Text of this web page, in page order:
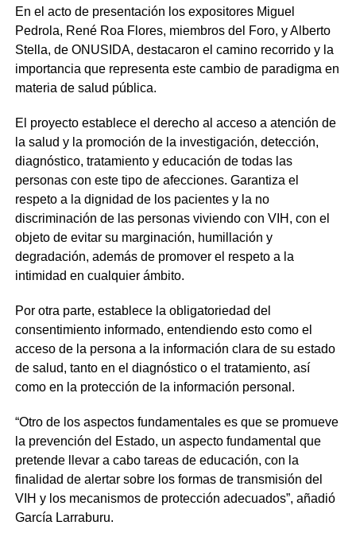
En el acto de presentación los expositores Miguel
Pedrola, René Roa Flores, miembros del Foro, y Alberto
Stella, de ONUSIDA, destacaron el camino recorrido y la
importancia que representa este cambio de paradigma en
materia de salud pública.
El proyecto establece el derecho al acceso a atención de
la salud y la promoción de la investigación, detección,
diagnóstico, tratamiento y educación de todas las
personas con este tipo de afecciones. Garantiza el
respeto a la dignidad de los pacientes y la no
discriminación de las personas viviendo con VIH, con el
objeto de evitar su marginación, humillación y
degradación, además de promover el respeto a la
intimidad en cualquier ámbito.
Por otra parte, establece la obligatoriedad del
consentimiento informado, entendiendo esto como el
acceso de la persona a la información clara de su estado
de salud, tanto en el diagnóstico o el tratamiento, así
como en la protección de la información personal.
“Otro de los aspectos fundamentales es que se promueve
la prevención del Estado, un aspecto fundamental que
pretende llevar a cabo tareas de educación, con la
finalidad de alertar sobre los formas de transmisión del
VIH y los mecanismos de protección adecuados”, añadió
García Larraburu.